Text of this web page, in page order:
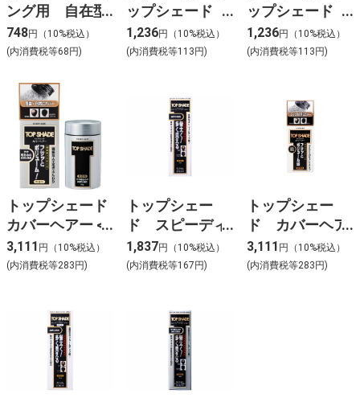
ング用 自在型
ミニ （丸竹桟
対応） N-1211
748円（10%税込）
(内消費税等68円)
ップシェード
スプレーウィッ
グ (自然になじ
1,236円（10%税込）
(内消費税等113円)
ップシェード
スプレーウィッ
グ (自然になじ
1,236円（10%税込）
(内消費税等113円)
トップシェード
カバーヘアー <
やや明るめの自
然な黒色>
3,111 円（10%税込）
(内消費税等283円)
トップシェー
ド スピーディ
ーヘアカバース
プレー (自然な
1,837円（10%税込）
(内消費税等167円)
トップシェー
ド カバーヘア
ー (自然な黒
色)
3,111 円（10%税込）
(内消費税等283円)